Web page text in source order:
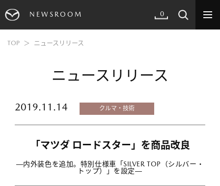
NEWSROOM 0
TOP ニュースリリース
ニュースリリース
2019.11.14 クルマ・技術
「マツダ ロードスター」を商品改良
―内外装色を追加。特別仕様車「SILVER TOP（シルバー・
トップ）」を設定―